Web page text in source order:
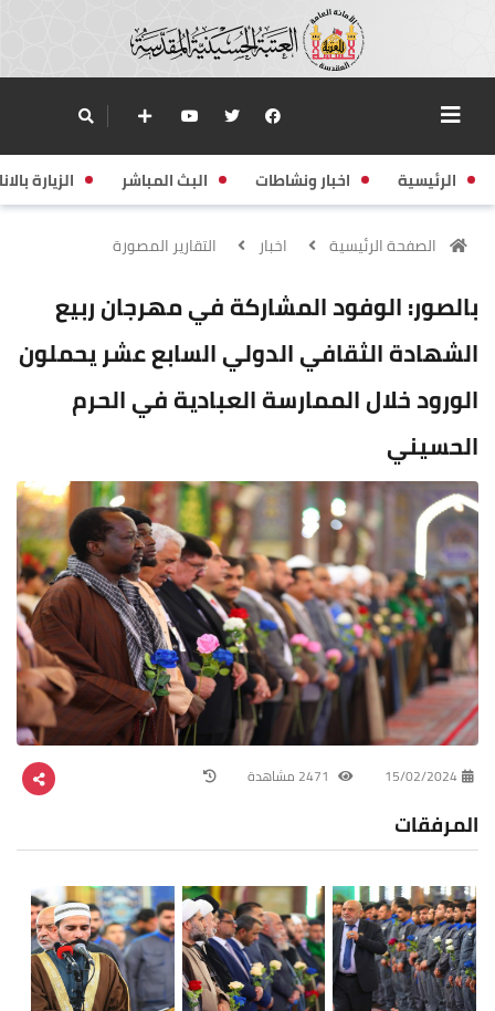
الرئيسية اخبار ونشاطات البث المباشر الزيارة
الصفحة الرئيسية اخبار التقارير المصورة
بالصور: الوفود المشاركة في مهرجان ربيع
الشهادة الثقافي الدولي السابع عشر يحملون
الورود خلال الممارسة العبادية في الحرم
الحسيني
15/02/2024
المرفقات